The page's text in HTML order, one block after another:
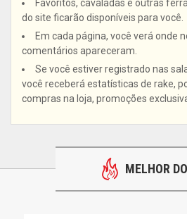
Favoritos, cavaladas e outras
do site ficarão disponíveis para você.
Em cada página, você verá onde
comentários apareceram.
Se você estiver registrado nas
você receberá estatísticas de rake,
compras na loja, promoções
MELHOR